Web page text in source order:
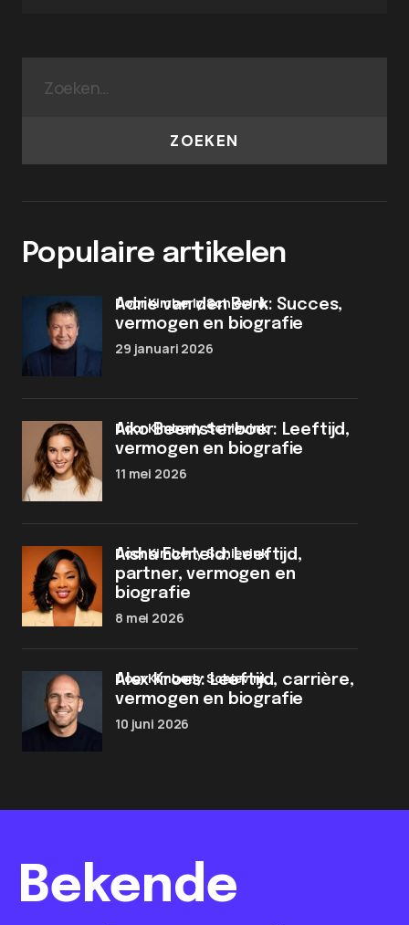
ZOEKEN
Populaire artikelen
Adrie van den Berk: Succes,
vermogen en biografie
door Kimberly Schievink
29 januari 2026
Aiko Beemsterboer: Leeftijd,
vermogen en biografie
door Kimberly Schievink
11 mei 2026
Aisha Echteld: Leeftijd,
partner, vermogen en
biografie
door Kimberly Schievink
8 mei 2026
Alex Kroes: Leeftijd, carrière,
vermogen en biografie
door Kimberly Schievink
10 juni 2026
Bekende